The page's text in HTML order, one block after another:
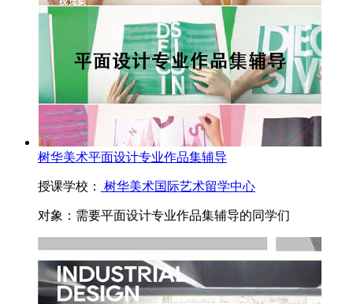
树华美术平面设计专业作品集辅导
授课学校： 树华美术国际艺术留学中心
对象： 需要平面设计专业作品集辅导的同学们